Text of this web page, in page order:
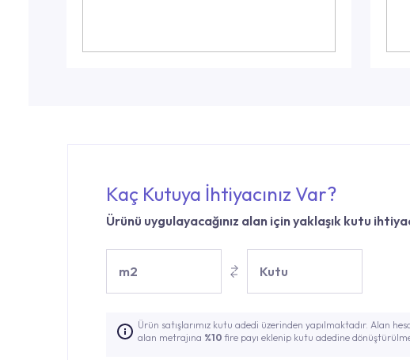
Kaç Kutuya İhtiyacınız Var?
Ürünü uygulayacağınız alan için yaklaşık kutu
m2 Kutu
Ürün satışlarımız kutu adedi üzerinden yapılmaktadır. Alan
alan metrajına %10 fire payı eklenip kutu adedine